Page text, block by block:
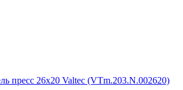
пресс 26х20 Valtec (VTm.203.N.002620)